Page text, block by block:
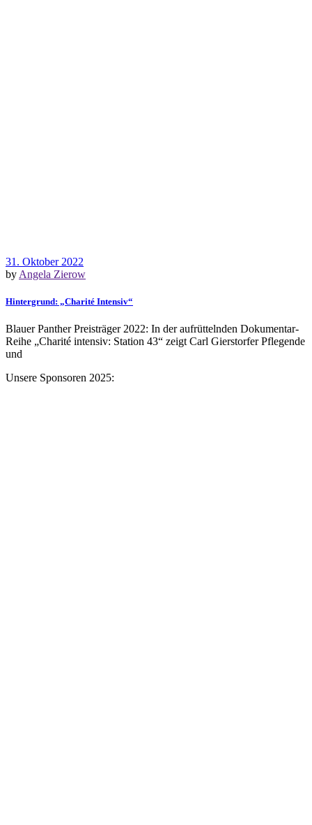
31. Oktober 2022
by Angela Zierow
Hintergrund: „Charité Intensiv“
Blauer Panther Preisträger 2022: In der aufrüttelnden Dokumentar-
Reihe „Charité intensiv: Station 43“ zeigt Carl Gierstorfer Pflegende
und
Unsere Sponsoren 2025: